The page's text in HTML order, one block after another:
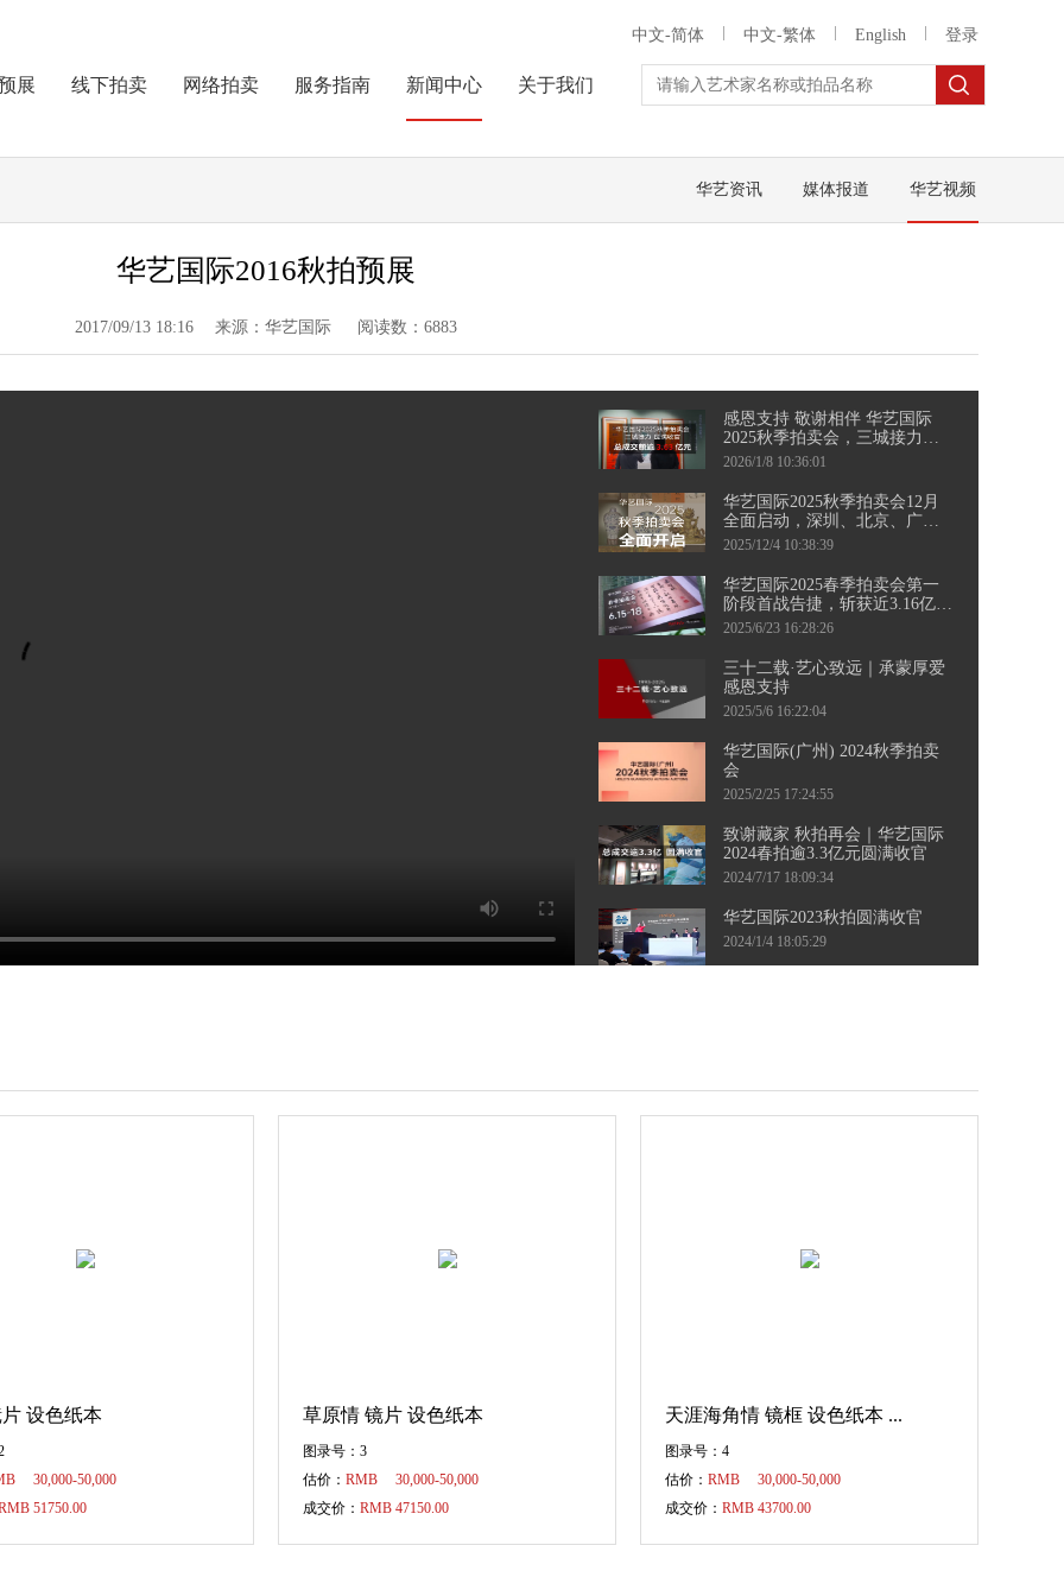
中文-简体 中文-繁体 English 登录
展 线下拍卖 网络拍卖 服务指南 新闻中心 关于我们
华艺资讯 媒体报道 华艺视频
华艺国际2016秋拍预展
2017/09/13 18:16 来源：华艺国际 阅读数：6883
感恩支持 敬谢相伴 华艺国际
2025秋季拍卖会，三城接力，
圆满收官
2026/1/8 10:36:01
华艺国际2025秋季拍卖会12月
全面启动，深圳、北京、广州
三城接力，千余件珍品集结，
2025/12/4 10:38:39
华艺国际2025春季拍卖会第一
阶段首战告捷，斩获近3.16亿元
佳绩！ 第二阶段当代艺术专
持续关注。
2025/6/23 16:28:26
三十二载·艺心致远｜承蒙厚爱
感恩支持
2025/5/6 16:22:04
华艺国际(广州) 2024秋季拍卖
会
2025/2/25 17:24:55
致谢藏家 秋拍再会｜华艺国际
2024春拍逾3.3亿元圆满收官
2024/7/17 18:09:34
华艺国际2023秋拍圆满收官
2024/1/4 18:05:29
收官，感恩支持，秋拍征集，
华艺国际30周年｜春拍征集进
行时 励新而行，邀您共迎未来
华艺国际代表团给大家拜年啦!
感恩厚爱 期待再聚 | 香港华艺
国际秋拍圆满收官！
2022/12/1 16:57:50
设色纸本
30,000-50,000
51750.00
草原情 镜片 设色纸本
图录号：3
估价： RMB 30,000-50,000
成交价： RMB 47150.00
天涯海角情 镜框 设色纸本 ...
图录号：4
估价： RMB 30,000-50,000
成交价： RMB 43700.00